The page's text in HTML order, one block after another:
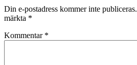
Din e-postadress kommer inte publiceras.
märkta *
Kommentar *